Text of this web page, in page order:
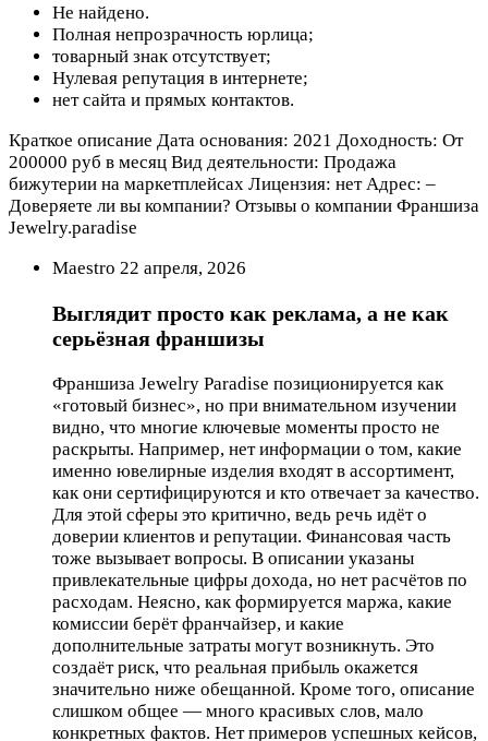
Не найдено.
Полная непрозрачность юрлица;
товарный знак отсутствует;
Нулевая репутация в интернете;
нет сайта и прямых контактов.
Краткое описание Дата основания: 2021 Доходность: От
200000 руб в месяц Вид деятельности: Продажа
бижутерии на маркетплейсах Лицензия: нет Адрес: –
Доверяете ли вы компании? Отзывы о компании Франшиза
Jewelry.paradise
Maestro 22 апреля, 2026
Выглядит просто как реклама, а не как
серьёзная франшизы
Франшиза Jewelry Paradise позиционируется как
«готовый бизнес», но при внимательном изучении
видно, что многие ключевые моменты просто не
раскрыты. Например, нет информации о том, какие
именно ювелирные изделия входят в ассортимент,
как они сертифицируются и кто отвечает за качество.
Для этой сферы это критично, ведь речь идёт о
доверии клиентов и репутации. Финансовая часть
тоже вызывает вопросы. В описании указаны
привлекательные цифры дохода, но нет расчётов по
расходам. Неясно, как формируется маржа, какие
комиссии берёт франчайзер, и какие
дополнительные затраты могут возникнуть. Это
создаёт риск, что реальная прибыль окажется
значительно ниже обещанной. Кроме того, описание
слишком общее — много красивых слов, мало
конкретных фактов. Нет примеров успешных кейсов,